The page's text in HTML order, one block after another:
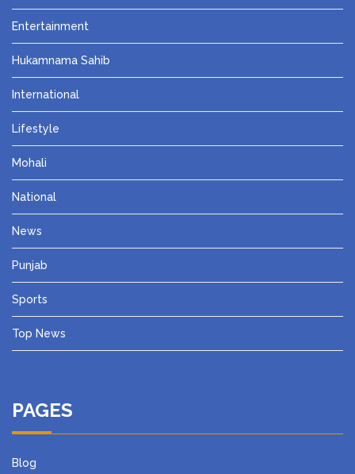
Entertainment
Hukamnama Sahib
International
Lifestyle
Mohali
National
News
Punjab
Sports
Top News
PAGES
Blog